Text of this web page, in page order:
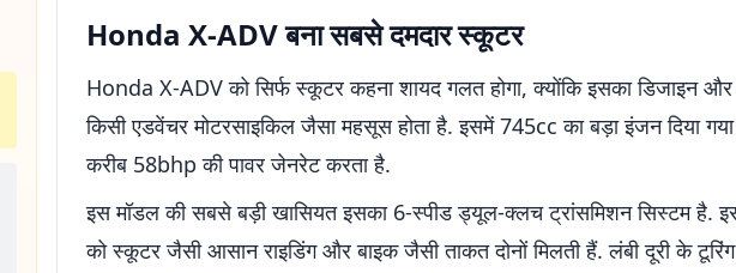
Honda X-ADV बना सबसे दमदार स्कूटर
Honda X-ADV को सिर्फ स्कूटर कहना शायद गलत होगा, क्योंकि इसका डिजाइन और
किसी एडवेंचर मोटरसाइकिल जैसा महसूस होता है. इसमें 745cc का बड़ा इंजन दिया
करीब 58bhp की पावर जेनरेट करता है.
इस मॉडल की सबसे बड़ी खासियत इसका 6-स्पीड ड्यूल-क्लच ट्रांसमिशन सिस्टम है.
को स्कूटर जैसी आसान राइडिंग और बाइक जैसी ताकत दोनों मिलती हैं. लंबी दूरी के